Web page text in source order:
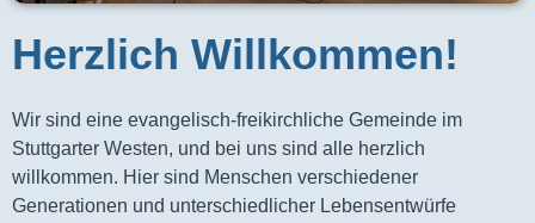
Herzlich Willkommen!
Wir sind eine evangelisch-freikirchliche Gemeinde im
Stuttgarter Westen, und bei uns sind alle herzlich
willkommen. Hier sind Menschen verschiedener
Generationen und unterschiedlicher Lebensentwürfe